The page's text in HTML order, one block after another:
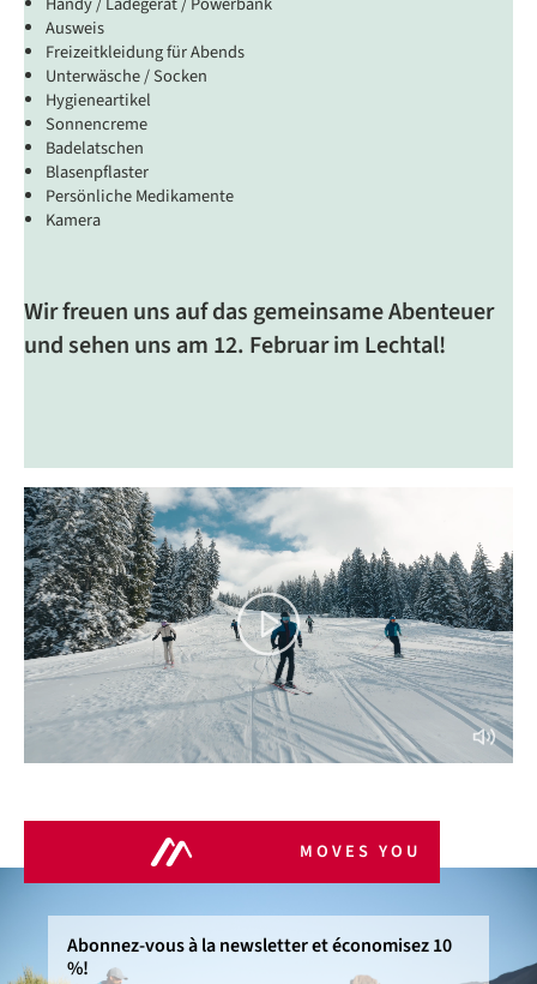
Ausweis
Freizeitkleidung für Abends
Unterwäsche / Socken
Hygieneartikel
Sonnencreme
Badelatschen
Blasenpflaster
Persönliche Medikamente
Kamera
Wir freuen uns auf das gemeinsame Abenteuer
und sehen uns am 12. Februar im Lechtal!
MOVES YOU
Abonnez-vous à la newsletter et économisez 10
%!